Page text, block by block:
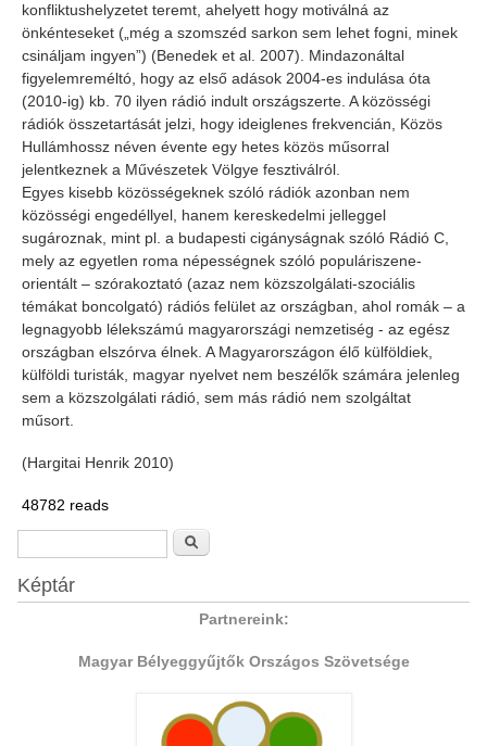
konfliktushelyzetet teremt, ahelyett hogy motiválná az
önkénteseket („még a szomszéd sarkon sem lehet fogni, minek
csináljam ingyen”) (Benedek et al. 2007). Mindazonáltal
figyelemreméltó, hogy az első adások 2004-es indulása óta
(2010-ig) kb. 70 ilyen rádió indult országszerte. A közösségi
rádiók összetartását jelzi, hogy ideiglenes frekvencián, Közös
Hullámhossz néven évente egy hetes közös műsorral
jelentkeznek a Művészetek Völgye fesztiválról.
Egyes kisebb közösségeknek szóló rádiók azonban nem
közösségi engedéllyel, hanem kereskedelmi jelleggel
sugároznak, mint pl. a budapesti cigányságnak szóló Rádió C,
mely az egyetlen roma népességnek szóló populáriszene-
orientált – szórakoztató (azaz nem közszolgálati-szociális
témákat boncolgató) rádiós felület az országban, ahol romák – a
legnagyobb lélekszámú magyarországi nemzetiség - az egész
országban elszórva élnek. A Magyarországon élő külföldiek,
külföldi turisták, magyar nyelvet nem beszélők számára jelenleg
sem a közszolgálati rádió, sem más rádió nem szolgáltat
műsort.
(Hargitai Henrik 2010)
48782 reads
Képtár
Partnereink:
Magyar Bélyeggyűjtők Országos Szövetsége